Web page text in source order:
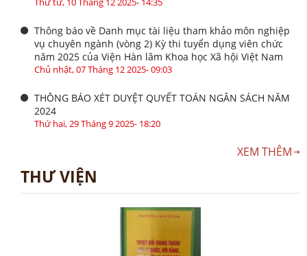
Thông báo về Danh mục tài liệu tham khảo môn nghiệp
vụ chuyên ngành (vòng 2) Kỳ thi tuyển dụng viên chức
năm 2025 của Viện Hàn lâm Khoa học Xã hội Việt Nam
Chủ nhật, 07 Tháng 12 2025- 09:03
THÔNG BÁO XÉT DUYỆT QUYẾT TOÁN NGÂN SÁCH NĂM
2024
Thứ hai, 29 Tháng 9 2025- 18:20
XEM THÊM
THƯ VIỆN